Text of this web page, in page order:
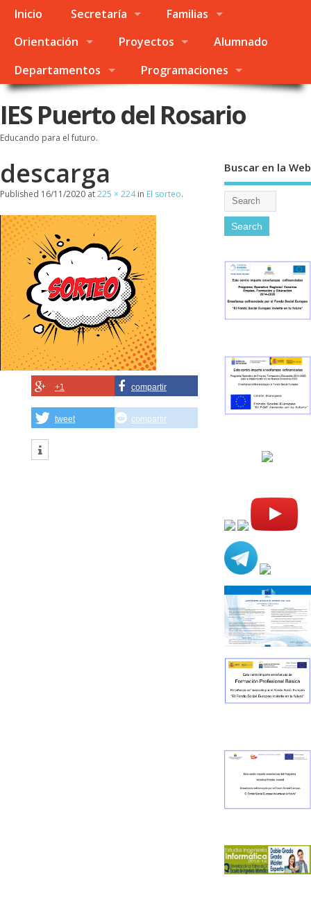
Inicio Secretaría
Familias
Orientación
Proyectos
Alumnado
Departamentos
Programaciones
IES Puerto del Rosario
Educando para el futuro.
descarga
Published 16/11/2020 at225 × 224in El sorteo.
+1 compartir
tweet compartir
Buscar en la Web